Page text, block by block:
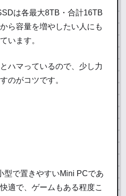
は各最大8TB・合計16TB
ら容量を増やしたい人にも
います。
ハマっているので、少し力
のがコツです。
型で置きやすいMini PCであ
適で、ゲームもある程度こ